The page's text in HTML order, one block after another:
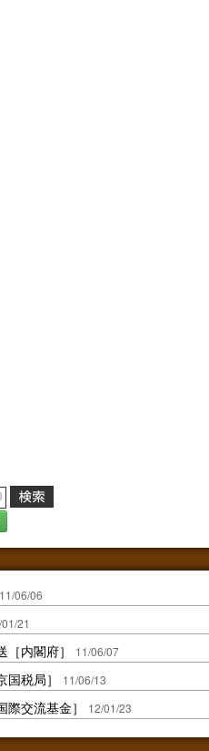
11/06/06
21
内閣府］ 11/06/07
税局］ 11/06/13
交流基金］ 12/01/23